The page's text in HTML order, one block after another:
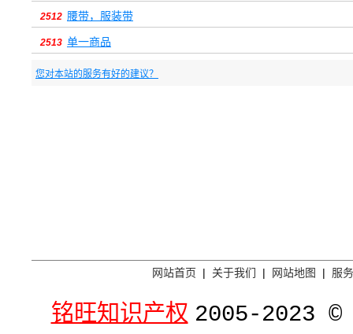
2512 腰带，服装带
2513 单一商品
您对本站的服务有好的建议？
网站首页 | 关于我们 | 网站地图 | 服
铭旺知识产权 2005-2023